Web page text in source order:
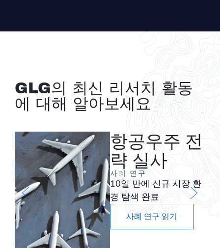
GLG의 최신 리서치 활동
에 대해 알아보세요
항공우주 전
략 실사
사례 연구
10일 만에 신규 시장 환
경 탐색 완료
사례 연구 읽기